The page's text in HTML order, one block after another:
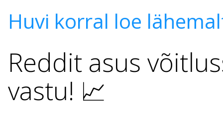
Huvi korral loe
Reddit asus
vastu! 📈